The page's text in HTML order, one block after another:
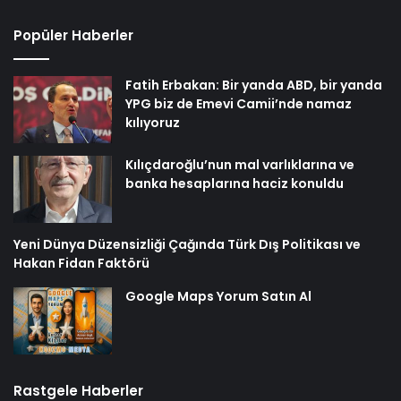
Popüler Haberler
Fatih Erbakan: Bir yanda ABD, bir yanda
YPG biz de Emevi Camii’nde namaz
kılıyoruz
Kılıçdaroğlu’nun mal varlıklarına ve
banka hesaplarına haciz konuldu
Yeni Dünya Düzensizliği Çağında Türk Dış Politikası ve
Hakan Fidan Faktörü
Google Maps Yorum Satın Al
Rastgele Haberler